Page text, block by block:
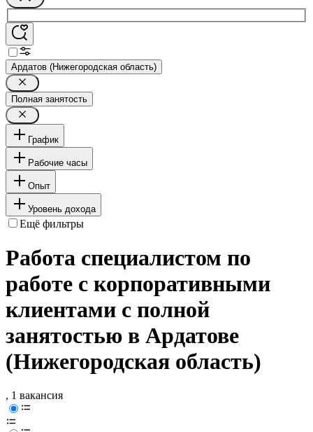
Ардатов (Нижегородская область)
Полная занятость
График
Рабочие часы
Опыт
Уровень дохода
Ещё фильтры
Работа специалистом по
работе с корпоративными
клиентами с полной
занятостью в Ардатове
(Нижегородская область)
, 1 вакансия